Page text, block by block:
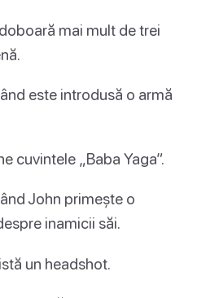
mai mult de trei
este introdusă o armă
cuvintele „Baba Yaga”.
John primește o
inamicii săi.
un headshot.